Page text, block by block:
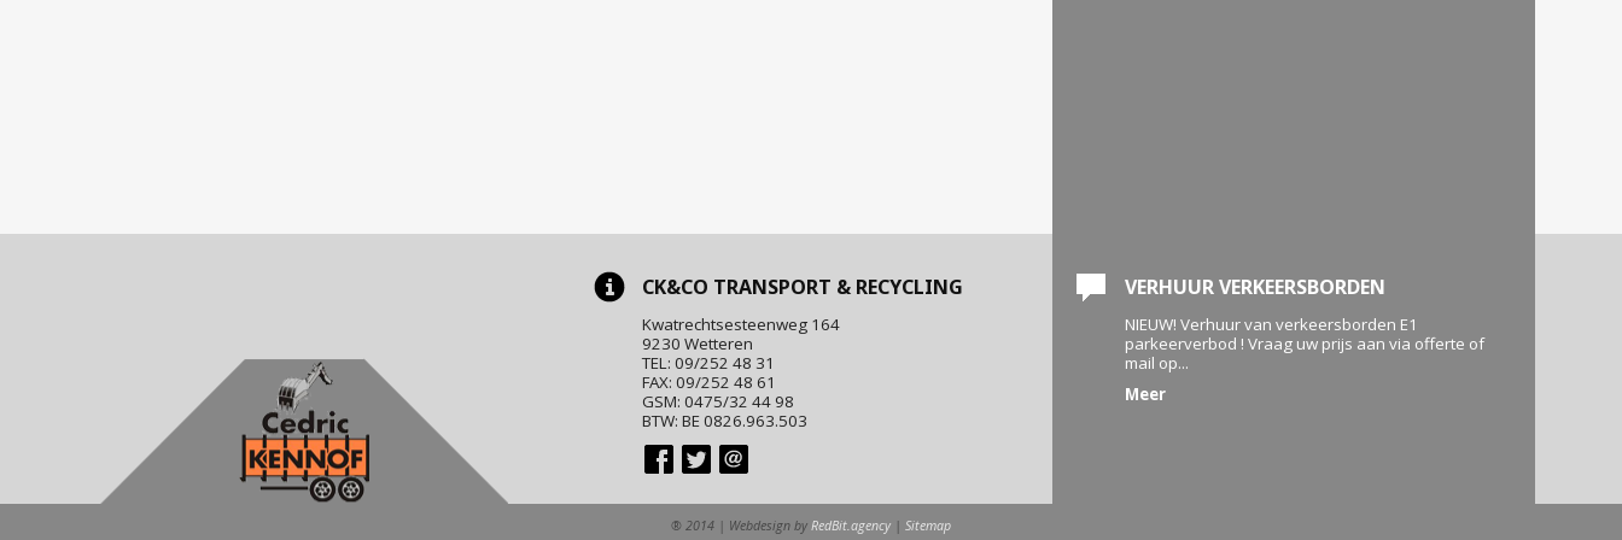
CK&CO TRANSPORT & RECYCLING
Kwatrechtsesteenweg 164
9230 Wetteren
TEL: 09/252 48 31
FAX: 09/252 48 61
GSM: 0475/32 44 98
BTW: BE 0826.963.503
VERHUUR VERKEERSBORDEN
NIEUW! Verhuur van verkeersborden E1
parkeerverbod ! Vraag uw prijs aan via offerte of
mail op...
Meer
® 2014 | Webdesign by RedBit.agency | Sitemap